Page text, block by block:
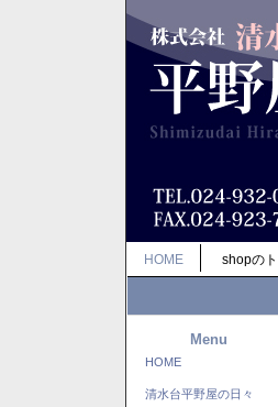
HOME shopの
Menu
HOME
清水台平野屋の日々